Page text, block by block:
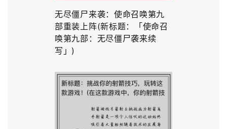
无尽僵尸来袭：使命召唤第九
部重装上阵(新标题：「使命召
唤第九部：无尽僵尸袭来续
写」)